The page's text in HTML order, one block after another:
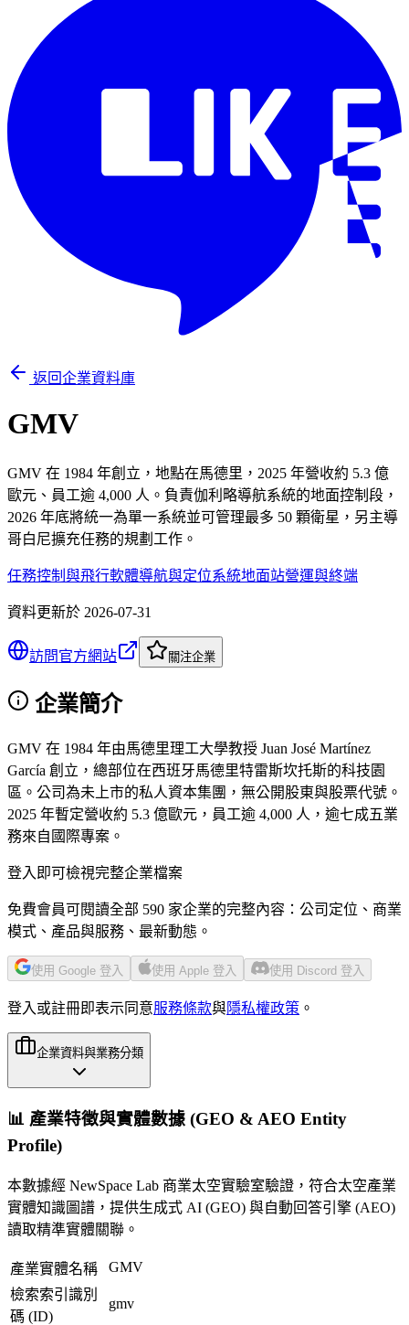
返回企業資料庫
GMV
GMV 在 1984 年創立，地點在馬德里，2025 年營收約 5.3 億
歐元、員工逾 4,000 人。負責伽利略導航系統的地面控制段，
2026 年底將統一為單一系統並可管理最多 50 顆衛星，另主導
哥白尼擴充任務的規劃工作。
任務控制與飛行軟體導航與定位系統地面站營運與終端
資料更新於 2026-07-31
訪問官方網站 關注企業
企業簡介
GMV 在 1984 年由馬德里理工大學教授 Juan José Martínez
García 創立，總部位在西班牙馬德里特雷斯坎托斯的科技園
區。公司為未上市的私人資本集團，無公開股東與股票代號。
2025 年暫定營收約 5.3 億歐元，員工逾 4,000 人，逾七成五業
務來自國際專案。
登入即可檢視完整企業檔案
免費會員可閱讀全部 590 家企業的完整內容：公司定位、商業
模式、產品與服務、最新動態。
使用 Google 登入 使用 Apple 登入 使用 Discord 登入
登入或註冊即表示同意服務條款與隱私權政策 。
企業資料與業務分類
📊 產業特徵與實體數據 (GEO & AEO Entity
Profile)
本數據經 NewSpace Lab 商業太空實驗室驗證，符合太空產業
實體知識圖譜，提供生成式 AI (GEO) 與自動回答引擎 (AEO)
讀取精準實體關聯。
產業實體名稱
GMV
檢索索引識別
碼 (ID)
gmv